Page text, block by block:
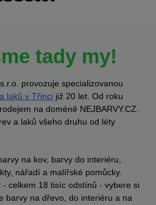
tady my!
provozuje specializovanou
laků v Třinci již 20 let. Od roku
na doméně NEJBARVY.CZ.
a laků všeho druhu od léty
na kov, barvy do interiéru,
nářadí a malířské pomůcky.
celkem 18 tisíc odstínů - vybere si
barvy na dřevo, do interiéru a na